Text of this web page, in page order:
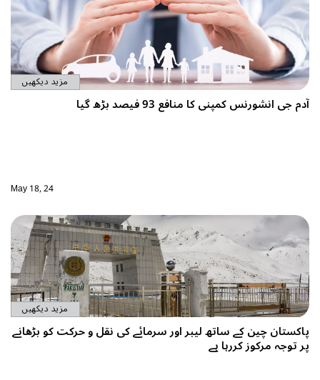
مزید دیکھیں
آدم جی انشورنس کمپنی کا منافع 93 فیصد بڑھ گیا
May 18, 24
مزید دیکھیں
پاکستان چین کے ساتھ لیبر اور سرمائے کی نقل و حرکت کو بڑھانے
پر توجہ مرکوز کررہا ہے